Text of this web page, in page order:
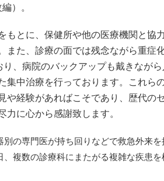
）。
とに、保健所や他の医療機関と協
また、診療の面では残念ながら重症
、病院のバックアップも戴きなが
集中治療を行っております。これら
や経験があればこそであり、歴代の
に心から感謝致します。
の専門医が持ち回りなどで救急外来を
複数の診療科にまたがる複雑な疾患を